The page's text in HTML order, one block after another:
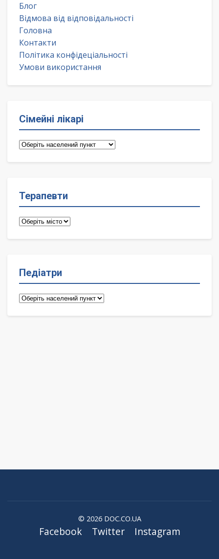
Блог
Відмова від відповідальності
Головна
Контакти
Політика конфідеціальності
Умови використання
Сімейні лікарі
Сімейні
Терапевти
Терапевти
Педіатри
Педіатри
© 2026 DOC.CO.UA
Facebook Twitter Instagram